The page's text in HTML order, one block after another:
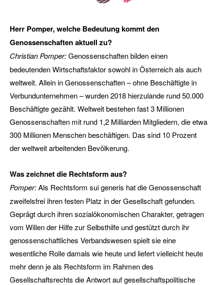
Herr Pomper, welche Bedeutung kommt den
Genossenschaften aktuell zu?
Christian Pomper:Genossenschaften bilden einen
bedeutenden Wirtschaftsfaktor sowohl in Österreich als auch
weltweit. Allein in Genossenschaften – ohne Beschäftigte in
Verbundunternehmen – wurden 2018 hierzulande rund 50.000
Beschäftigte gezählt. Weltweit bestehen fast 3 Millionen
Genossenschaften mit rund 1,2 Milliarden Mitgliedern, die etwa
300 Millionen Menschen beschäftigen. Das sind 10 Prozent
der weltweit arbeitenden Bevölkerung.
Was zeichnet die Rechtsform aus?
Pomper:Als Rechtsform sui generis hat die Genossenschaft
zweifelsfrei ihren festen Platz in der Gesellschaft gefunden.
Geprägt durch ihren sozialökonomischen Charakter, getragen
vom Willen der Hilfe zur Selbsthilfe und gestützt durch ihr
genossenschaftliches Verbandswesen spielt sie eine
wesentliche Rolle damals wie heute und liefert vielleicht heute
mehr denn je als Rechtsform im Rahmen des
Gesellschaftsrechts die Antwort auf gesellschaftspolitische